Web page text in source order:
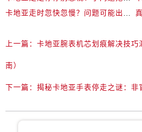
卡地亚走时忽快忽慢？问题可能出在你睡觉时！
上一篇： 卡地亚腕表机芯划痕解决技
南）
下一篇： 揭秘卡地亚手表停走之谜：非